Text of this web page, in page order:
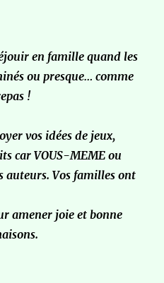
en famille quand les
ou presque… comme
!
vos idées de jeux,
car VOUS-MEME ou
auteurs. Vos familles ont
amener joie et bonne